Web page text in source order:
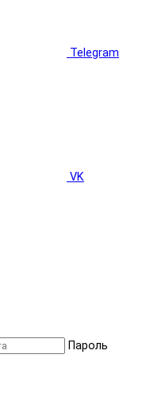
Telegram
VK
Пароль